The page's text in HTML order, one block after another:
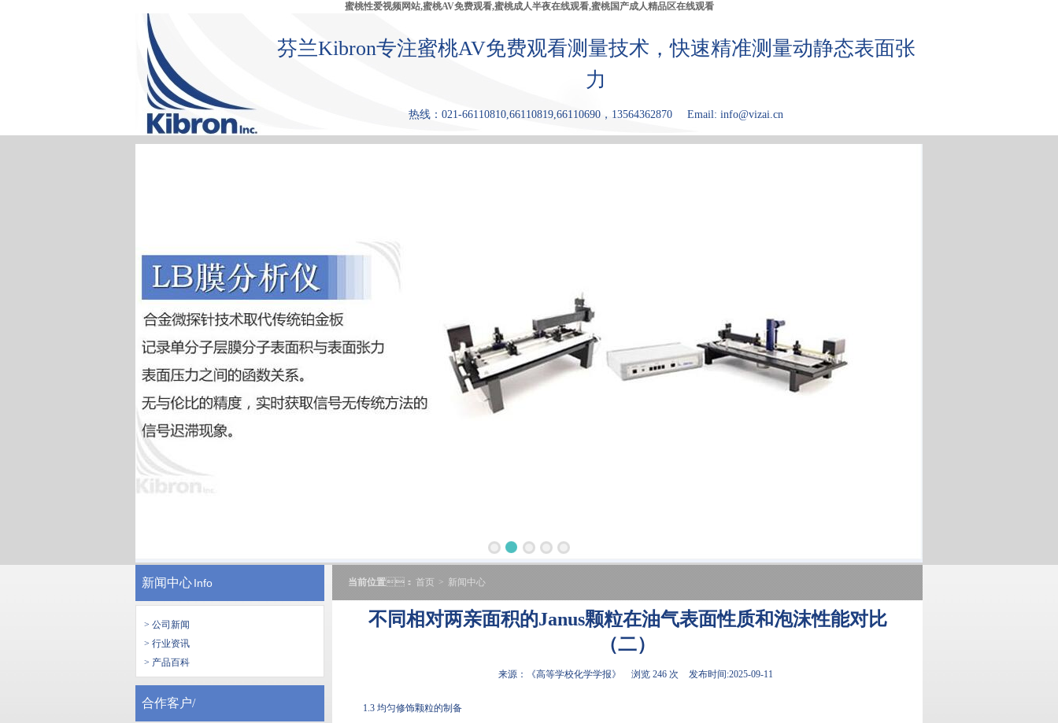
蜜桃性爱视频网站,蜜桃AV免费观看,蜜桃成人半夜在线观看,蜜桃国产成人精品区在线观看
芬兰Kibron专注蜜桃AV免费观看测量技术，快速精准测量动静态表面张
力
热线：021-66110810,66110819,66110690，13564362870 Email: info@vizai.cn
首 页 产品中心 张力仪 蜜桃成人半 蜜桃国产成 原理和优点 应用领域 关于Kibron 论文
新闻中心Info
> 公司新闻
> 行业资讯
> 产品百科
合作客户/
当前位置： 首页 > 新闻中心
不同相对两亲面积的Janus颗粒在油气表面性质和泡沫性能对比
（二）
来源：《高等学校化学学报》 浏览 246 次 发布时间:2025-09-11
1.3 均匀修饰颗粒的制备